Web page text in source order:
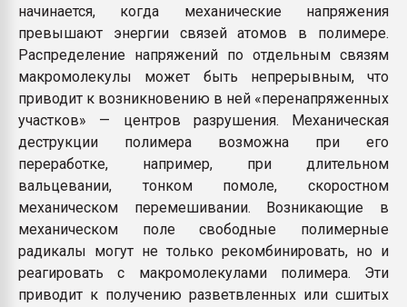
начинается, когда механические напряжения
превышают энергии связей атомов в полимере.
Распределение напряжений по отдельным связям
макромолекулы может быть непрерывным, что
приводит к возникновению в ней «перенапряженных
участков» — центров разрушения. Механическая
деструкции полимера возможна при его
переработке, например, при длительном
вальцевании, тонком помоле, скоростном
механическом перемешивании. Возникающие в
механическом поле свободные полимерные
радикалы могут не только рекомбинировать, но и
реагировать с макромолекулами полимера. Эти
приводит к получению разветвленных или сшитых